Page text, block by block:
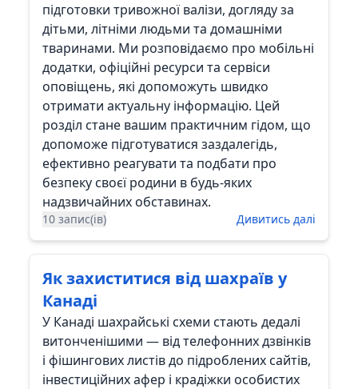
підготовки тривожної валізи, догляду за
дітьми, літніми людьми та домашніми
тваринами. Ми розповідаємо про мобільні
додатки, офіційні ресурси та сервіси
оповіщень, які допоможуть швидко
отримати актуальну інформацію. Цей
розділ стане вашим практичним гідом, що
допоможе підготуватися заздалегідь,
ефективно реагувати та подбати про
безпеку своєї родини в будь-яких
надзвичайних обставинах.
10 запис(ів) Дивитись далі
Як захиститися від шахраїв у
Канаді
У Канаді шахрайські схеми стають дедалі
витонченішими — від телефонних дзвінків
і фішингових листів до підроблених сайтів,
інвестиційних афер і крадіжки особистих